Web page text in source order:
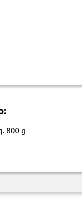
800 g